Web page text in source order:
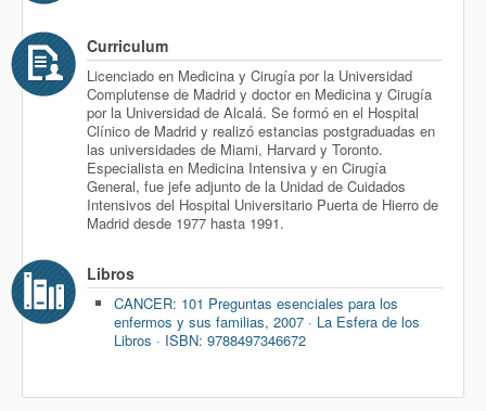
Curriculum
Licenciado en Medicina y Cirugía por la Universidad
Complutense de Madrid y doctor en Medicina y Cirugía
por la Universidad de Alcalá. Se formó en el Hospital
Clínico de Madrid y realizó estancias postgraduadas en
las universidades de Miami, Harvard y Toronto.
Especialista en Medicina Intensiva y en Cirugía
General, fue jefe adjunto de la Unidad de Cuidados
Intensivos del Hospital Universitario Puerta de Hierro de
Madrid desde 1977 hasta 1991.
Libros
CANCER: 101 Preguntas esenciales para los
enfermos y sus familias, 2007 · La Esfera de los
Libros · ISBN: 9788497346672